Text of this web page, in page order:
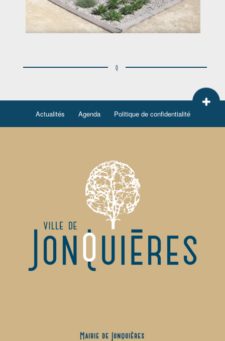
Actualités Agenda Politique de confidentialité
Mairie de Jonquières